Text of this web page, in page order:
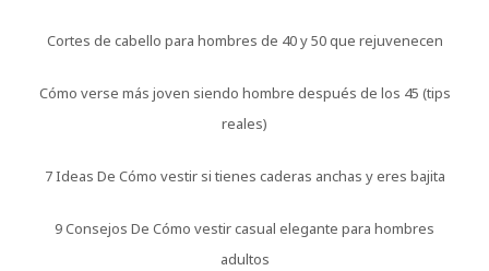
Cortes de cabello para hombres de 40 y 50 que rejuvenecen
Cómo verse más joven siendo hombre después de los 45 (tips
reales)
7 Ideas De Cómo vestir si tienes caderas anchas y eres bajita
9 Consejos De Cómo vestir casual elegante para hombres
adultos